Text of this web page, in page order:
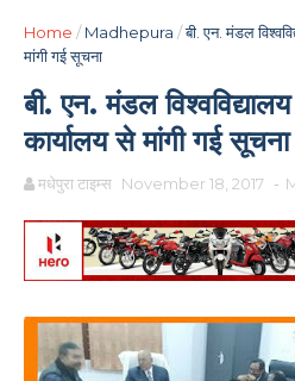
Home / Madhepura /बी. एन. मंडल
मांगी गई सूचना
बी. एन. मंडल
कार्यालय से मांगी गई सूचना
मधेपुरा टाइम्स November 18, 2017 -